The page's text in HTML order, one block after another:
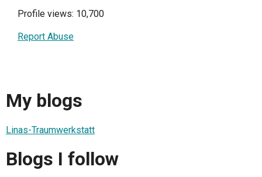
Profile views: 10,700
Report Abuse
My blogs
Linas-Traumwerkstatt
Blogs I follow